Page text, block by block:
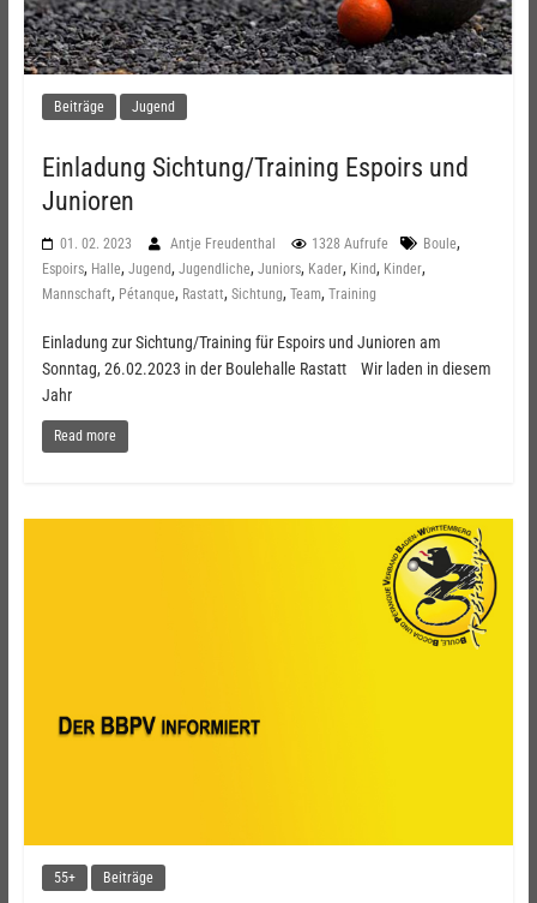
Beiträge Jugend
Einladung Sichtung/Training Espoirs und
Junioren
01. 02. 2023 Antje Freudenthal 1328 Aufrufe Boule,
Espoirs, Halle, Jugend, Jugendliche, Juniors, Kader, Kind, Kinder,
Mannschaft, Pétanque, Rastatt, Sichtung, Team, Training
Einladung zur Sichtung/Training für Espoirs und Junioren am
Sonntag, 26.02.2023 in der Boulehalle Rastatt Wir laden in diesem
Jahr
Read more
55+ Beiträge